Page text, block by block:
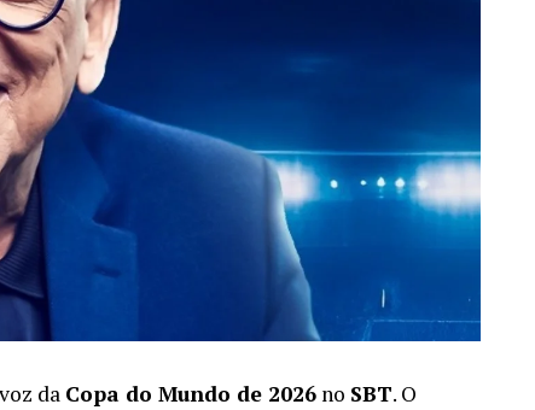
da Copa do Mundo de 2026 no SBT. O